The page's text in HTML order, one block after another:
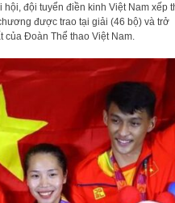
đội tuyển điền kinh Việt Nam xếp
được trao tại giải (46 bộ) và trở
Đoàn Thể thao Việt Nam.